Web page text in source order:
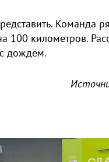
Команда
100 километров.
дождём.